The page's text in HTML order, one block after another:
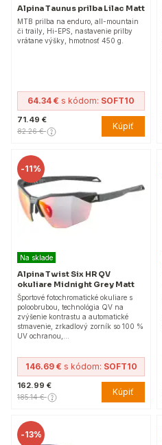
Alpina Taunus prilba Lilac Matt
MTB prilba na enduro, all-mountain
či traily, Hi-EPS, nastavenie prilby
vrátane výšky, hmotnosť 450 g.
64.34 € s kódom: SOFT10
71.49 €
82.26 € Kúpiť
-11%
Na sklade
Alpina Twist Six HR QV
okuliare Midnight Grey Matt
Športové fotochromatické okuliare s
poloobrubou, technológia QV na
zvýšenie kontrastu a automatické
stmavenie, zrkadlový zorník so 100 %
UV ochranou,…
146.69 € s kódom: SOFT10
162.99 €
185.14 € Kúpiť
-13%